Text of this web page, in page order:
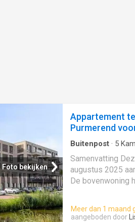
Foto bekijken
Appartement
Purmerend
Buitenpost · 5
Samenvatting
augustus 2025
De bovenwoning
slaapkamers;
in de buurt
Meer dan 1 maand
aangeboden door